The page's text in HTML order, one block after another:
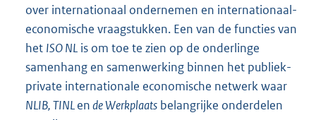
over internationaal ondernemen en internationaal-
economische vraagstukken. Een van de functies van
het ISO NL is om toe te zien op de onderlinge
samenhang en samenwerking binnen het publiek-
private internationale economische netwerk waar
NLIB, TINLende Werkplaats belangrijke onderdelen